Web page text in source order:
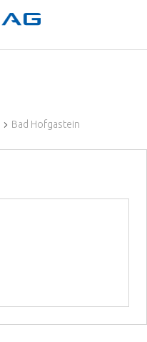
Bad Hofgastein